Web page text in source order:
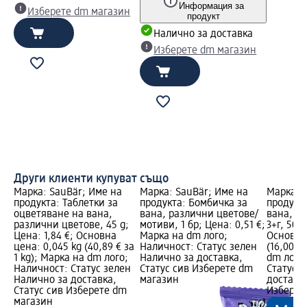
Изберете dm магазин
Информация за
продукт
Налично за доставка
Изберете dm магазин
Други клиенти купуват също
Марка: SauBär; Име на
продукта: Таблетки за
оцветяване на вана,
различни цветове, 45 g;
Цена: 1,84 €; Основна
цена: 0,045 kg (40,89 € за
1 kg); Марка на dm лого;
Наличност: Статус зелен
Налично за доставка,
Статус сив Изберете dm
магазин
Марка: SauBär; Име на
продукта: Бомбичка за
вана, различни цветове/
мотиви, 1 бр; Цена: 0,51 €;
Марка на dm лого;
Наличност: Статус зелен
Налично за доставка,
Статус сив Изберете dm
магазин
Марка:
вана,
3+г, 50
(16,00 €
dm
Статус